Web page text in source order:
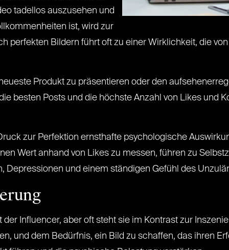
tadellos auszusehen und
ist, wird zur
perfekten Bildern führt oft zu einer Wirklichkeit, die
Produkt zu präsentieren oder den
besten Posts und die höchste Anzahl von Likes und
zur Perfektion ernsthafte psychologische
Wert anhand von Likes zu messen, führen zu
Depressionen und einem ständigen Gefühl des
Influencer, aber oft steht sie im Kontrast zur
und dem Bedürfnis, ein Bild zu schaffen, das ihren